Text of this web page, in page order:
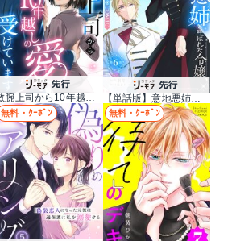
【単話版】意地悪姉と呼ばれた令嬢、実はとても優れた魔法使いでした。@COMIC
無料・ｸｰﾎﾟﾝ 無料・ｸｰﾎﾟﾝ